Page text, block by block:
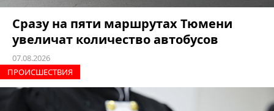
Сразу на пяти маршрутах Тюмени
увеличат количество автобусов
07.08.2026
ПРОИCШЕСТВИЯ